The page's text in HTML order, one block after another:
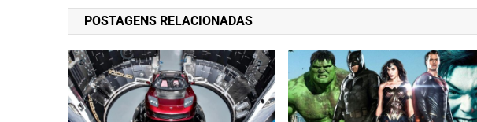
Post
POSTAGENS RELACIONADAS